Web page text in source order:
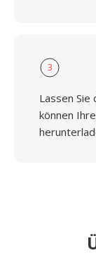
3
Lassen Sie
können